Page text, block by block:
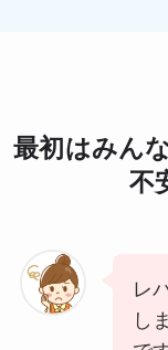
最初はみん
不
レ
し